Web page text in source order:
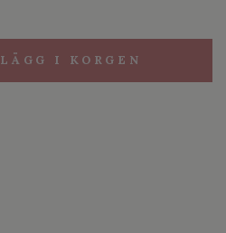
LÄGG I KORGEN